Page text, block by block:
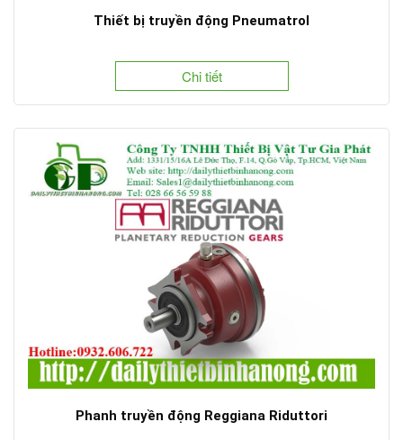
Thiết bị truyền động Pneumatrol
Chi tiết
Phanh truyền động Reggiana Riduttori